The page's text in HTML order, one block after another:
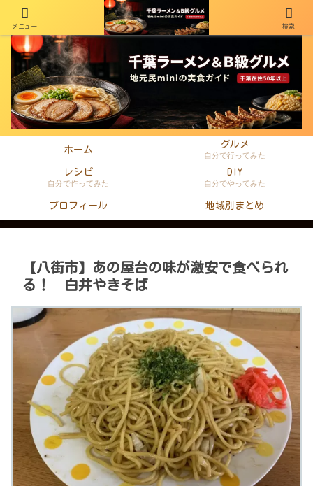
千葉在住50年以上のminiがラーメン・町中華・B級グルメを本音レビュー
ホーム
グルメ
自分で行ってみた
レシピ
自分で作ってみた
DIY
自分でやってみた
プロフィール 地域別まとめ
【八街市】あの屋台の味が激安で食べられ
る！ 白井やきそば
メニュー 検索